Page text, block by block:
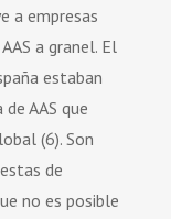
a empresas
a granel. El
estaban
AAS que
(6). Son
de
no es posible